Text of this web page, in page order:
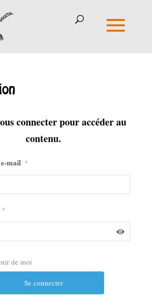
connecter pour accéder au
contenu.
mail *
*
de moi